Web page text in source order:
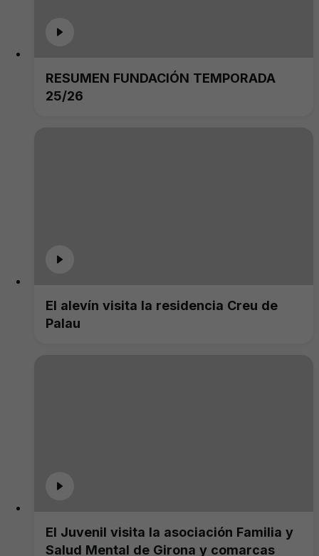
RESUMEN FUNDACIÓN TEMPORADA
25/26
El alevín visita la residencia Creu de
Palau
El Juvenil visita la asociación Familia y
Salud Mental de Girona y comarcas